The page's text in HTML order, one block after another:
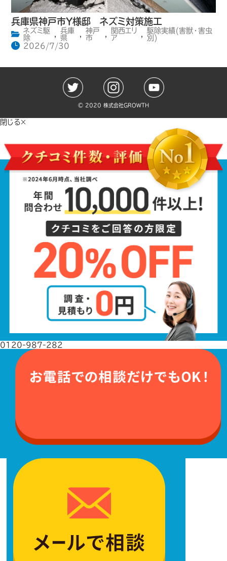
兵庫県神戸市Y様邸 ネズミ対策施工
ネズミ駆
除
,
兵庫
県
,
神戸
市
,
関西エリ
ア
,
駆除実績(害獣・害虫
別)
2026/7/30
©️ 2020 株式会社GROWTH
閉じる×
0120-987-282